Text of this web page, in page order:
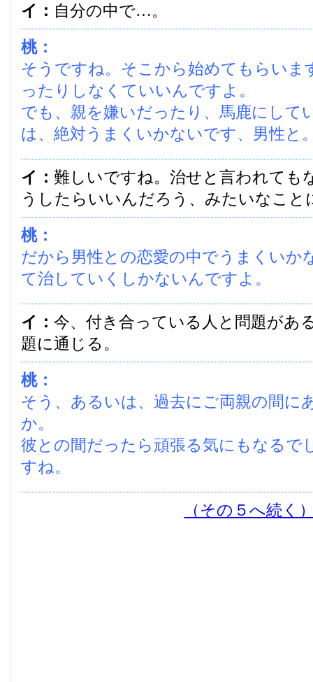
イ： 自分の中で…。
桃：
そうですね。そこから始めてもらいま
ったりしなくていいんですよ。
でも、親を嫌いだったり、馬鹿にして
は、絶対うまくいかないです、男性と
イ： 難しいですね。治せと言われて
うしたらいいんだろう、みたいなこと
桃：
だから男性との恋愛の中でうまくいか
て治していくしかないんですよ。
イ： 今、付き合っている人と問題があ
題に通じる。
桃：
そう、あるいは、過去にご両親の間に
か。
彼との間だったら頑張る気にもなる
すね。
（その５へ続く